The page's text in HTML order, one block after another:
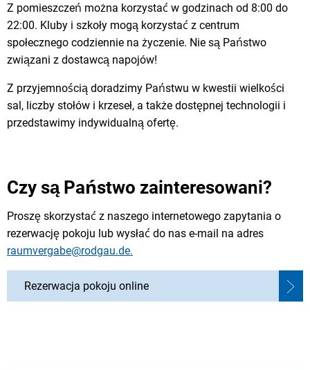
Z pomieszczeń można korzystać w godzinach od 8:00 do
22:00. Kluby i szkoły mogą korzystać z centrum
społecznego codziennie na życzenie. Nie są Państwo
związani z dostawcą napojów!
Z przyjemnością doradzimy Państwu w kwestii wielkości
sal, liczby stołów i krzeseł, a także dostępnej technologii i
przedstawimy indywidualną ofertę.
Czy są Państwo zainteresowani?
Proszę skorzystać z naszego internetowego zapytania o
rezerwację pokoju lub wysłać do nas e-mail na adres
raumvergabe@rodgau.de.
Rezerwacja pokoju online